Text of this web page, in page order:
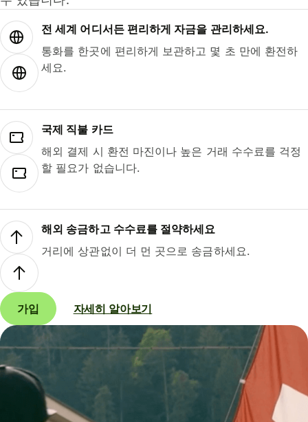
전 세계 어디서든 편리하게 자금을 관리하세요.
통화를 한곳에 편리하게 보관하고 몇 초 만에 환전하
세요.
국제 직불 카드
해외 결제 시 환전 마진이나 높은 거래 수수료를 걱정
할 필요가 없습니다.
해외 송금하고 수수료를 절약하세요
거리에 상관없이 더 먼 곳으로 송금하세요.
가입 자세히 알아보기